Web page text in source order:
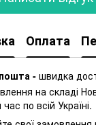
Оплата
-швидка
на складі
по всій Україні.